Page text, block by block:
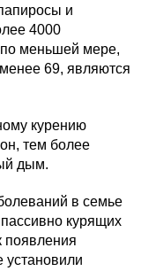
и
4000
по меньшей мере,
69, являются
курению
тем более
дым.
в семье
курящих
появления
установили